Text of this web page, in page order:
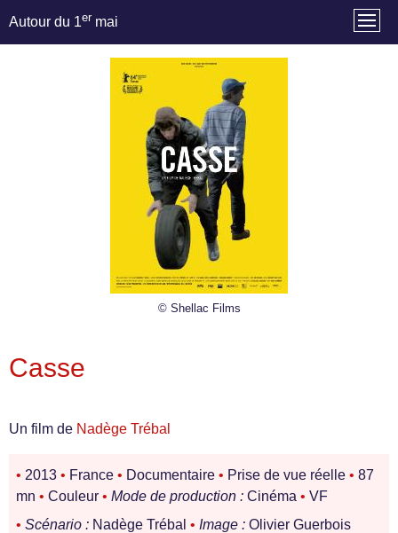
Autour du 1er mai
© Shellac Films
Casse
Un film de Nadège Trébal
• 2013 • France • Documentaire • Prise de vue réelle • 87
mn • Couleur • Mode de production : Cinéma • VF
• Scénario : Nadège Trébal • Image : Olivier Guerbois